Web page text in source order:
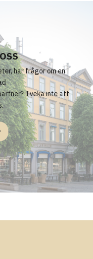
har frågor om en
Tveka inte att